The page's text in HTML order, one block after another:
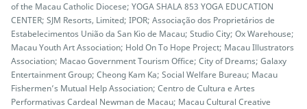
of the Macau Catholic Diocese; YOGA SHALA 853 YOGA EDUCATION
CENTER; SJM Resorts, Limited; IPOR; Associação dos Proprietários de
Estabelecimentos União da San Kio de Macau; Studio City; Ox Warehouse;
Macau Youth Art Association; Hold On To Hope Project; Macau Illustrators
Association; Macao Government Tourism Office; City of Dreams; Galaxy
Entertainment Group; Cheong Kam Ka; Social Welfare Bureau; Macau
Fishermen’s Mutual Help Association; Centro de Cultura e Artes
Performativas Cardeal Newman de Macau; Macau Cultural Creative